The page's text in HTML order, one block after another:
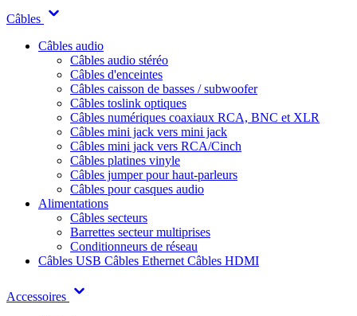
Câbles
Câbles audio
Câbles audio stéréo
Câbles d'enceintes
Câbles caisson de basses / subwoofer
Câbles toslink optiques
Câbles numériques coaxiaux RCA, BNC et XLR
Câbles mini jack vers mini jack
Câbles mini jack vers RCA/Cinch
Câbles platines vinyle
Câbles jumper pour haut-parleurs
Câbles pour casques audio
Alimentations
Câbles secteurs
Barrettes secteur multiprises
Conditionneurs de réseau
Câbles USB Câbles Ethernet Câbles HDMI
Accessoires